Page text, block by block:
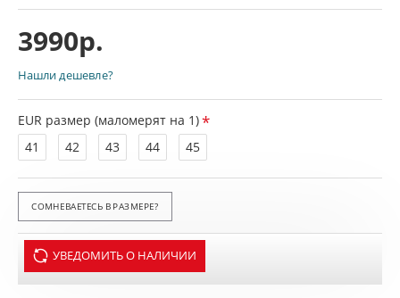
3990р.
EUR размер (маломерят на 1)
41
42 43 44 45
УВЕДОМИТЬ О НАЛИЧИИ
Нашли дешевле?
СОМНЕВАЕТЕСЬ В РАЗМЕРЕ?